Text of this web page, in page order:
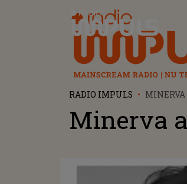
Radio Impuls
RADIO IMPULS
Minerva